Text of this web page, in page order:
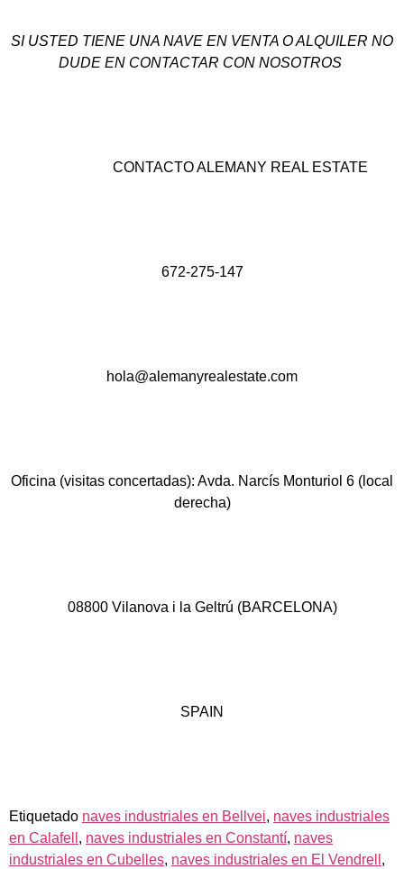
SI USTED TIENE UNA NAVE EN VENTA O ALQUILER NO
DUDE EN CONTACTAR CON NOSOTROS
CONTACTO ALEMANY REAL ESTATE
672-275-147
hola@alemanyrealestate.com
Oficina (visitas concertadas): Avda. Narcís Monturiol 6 (local
derecha)
08800 Vilanova i la Geltrú (BARCELONA)
SPAIN
Etiquetado naves industriales en Bellvei, naves industriales
en Calafell , naves industriales en Constantí, naves
industriales en Cubelles, naves industriales en El Vendrell ,